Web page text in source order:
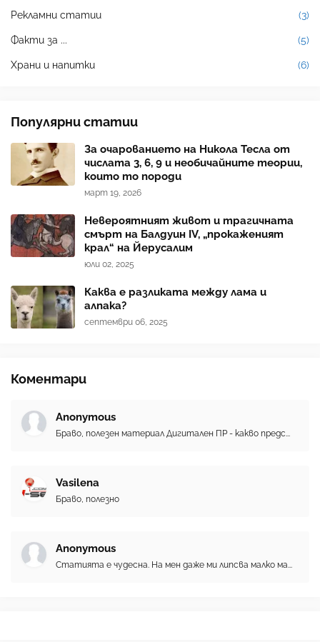
Рекламни статии (3)
Факти за ... (5)
Храни и напитки (6)
Популярни статии
За очарованието на Никола Тесла от
числата 3, 6, 9 и необичайните теории,
които то породи
март 19, 2026
Невероятният живот и трагичната
смърт на Балдуин IV, „прокаженият
крал“ на Йерусалим
юли 02, 2025
Каква е разликата между лама и
алпака?
септември 06, 2025
Коментари
Anonymous
Браво, полезен материал Дигитален ПР - какво предс...
Vasilena
Браво, полезно
Anonymous
Статията е чудесна. На мен даже ми липсва малко ма...